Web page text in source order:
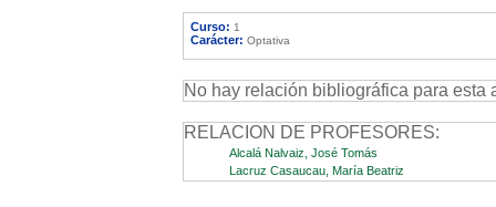
Curso: 1
Carácter: Optativa
No hay relación bibliográfica para esta
RELACION DE PROFESORES:
Alcalá Nalvaiz, José Tomás
Lacruz Casaucau, María Beatriz